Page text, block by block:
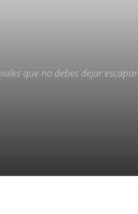
que no debes dejar escapar